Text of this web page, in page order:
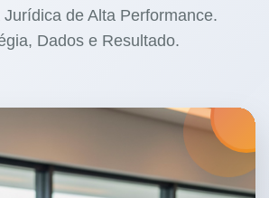
Jurídica de Alta Performance.
Dados e Resultado.